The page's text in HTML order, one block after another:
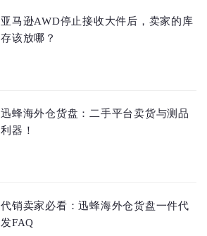
亚马逊AWD停止接收大件后，卖家的库
存该放哪？
迅蜂海外仓货盘：二手平台卖货与测品
利器！
代销卖家必看：迅蜂海外仓货盘一件代
发FAQ